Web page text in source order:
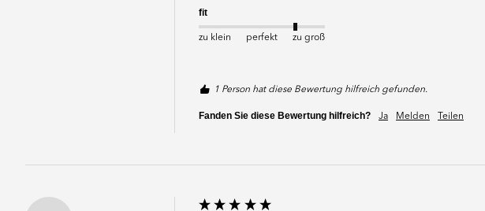
fit
zu klein perfekt zu groß
1 Person hat diese Bewertung hilfreich gefunden.
Fanden Sie diese Bewertung hilfreich? Ja Melden Teilen